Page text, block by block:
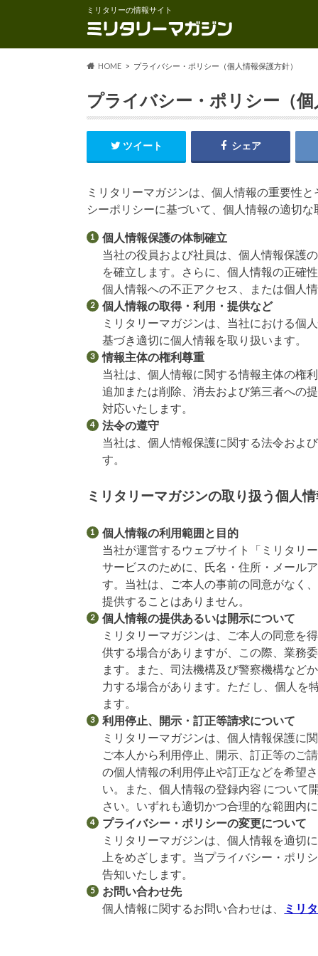
ミリタリーの情報サイト
HOME プライバシー・ポリシー（個人情報保護方針）
プライバシー・ポリシー（
ツイート シェア
ミリタリーマガジンは、個人情報の重要性
シーポリシーに基づいて、個人情報の適切
個人情報保護の体制確立
当社の役員および社員は、個人情報保護
を確立します。さらに、個人情報の正確
個人情報への不正アクセス、または個人
個人情報の取得・利用・提供など
ミリタリーマガジンは、当社における個
基づき適切に個人情報を取り扱います。
情報主体の権利尊重
当社は、個人情報に関する情報主体の権
追加または削除、消去および第三者への
対応いたします。
法令の遵守
当社は、個人情報保護に関する法令およ
す。
ミリタリーマガジンの取り扱う個人
個人情報の利用範囲と目的
当社が運営するウェブサイト「ミリタリ
サービスのために、氏名・住所・メール
す。当社は、ご本人の事前の同意がなく
提供することはありません。
個人情報の提供あるいは開示について
ミリタリーマガジンは、ご本人の同意を
供する場合がありますが、この際、業務
ます。また、司法機構及び警察機構など
力する場合があります。ただ し、個人を
ます。
利用停止、開示・訂正等請求について
ミリタリーマガジンは、個人情報保護に
ご本人から利用停止、開示、訂正等のご
の個人情報の利用停止や訂正などを希望
い。また、個人情報の登録内容 について
さい。いずれも適切かつ合理的な範囲内
プライバシー・ポリシーの変更について
ミリタリーマガジンは、個人情報を適切
上をめざします。当プライバシー・ポリ
告知いたします。
お問い合わせ先
個人情報に関するお問い合わせは、
ミリ